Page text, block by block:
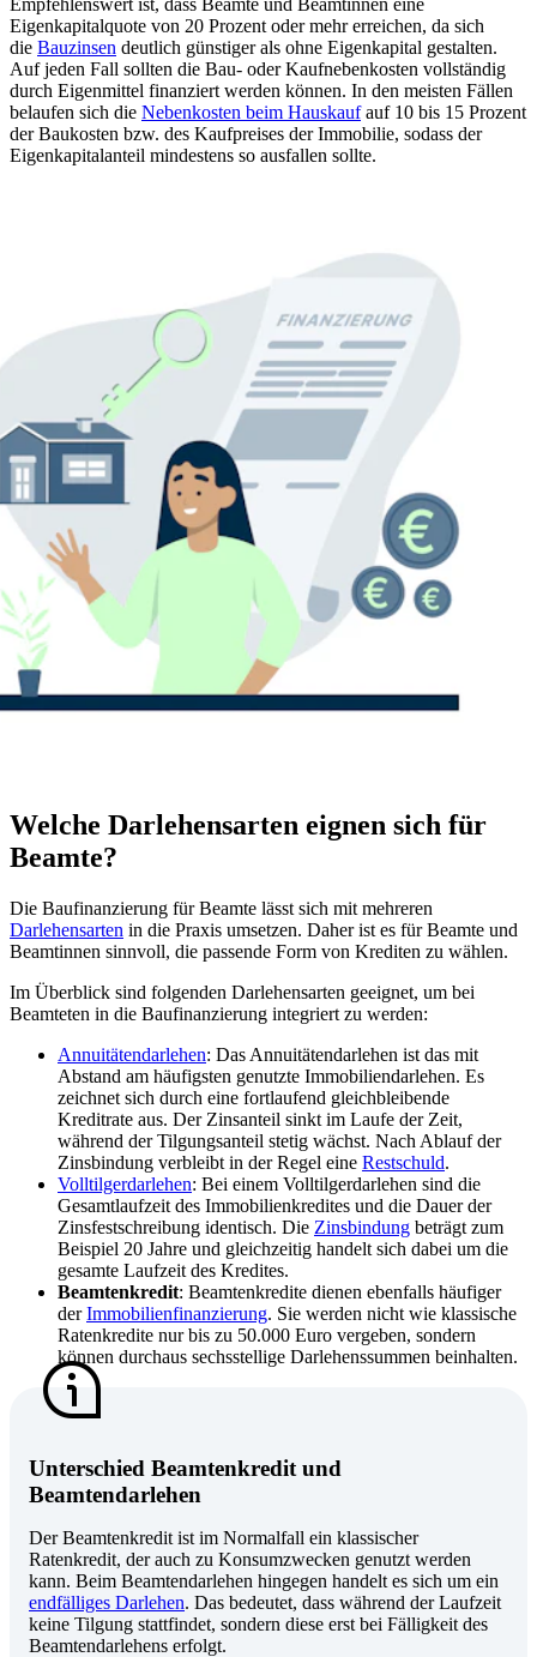
Empfehlenswert ist, dass Beamte und Beamtinnen eine
Eigenkapitalquote von 20 Prozent oder mehr erreichen, da sich
die Bauzinsen deutlich günstiger als ohne Eigenkapital gestalten.
Auf jeden Fall sollten die Bau- oder Kaufnebenkosten vollständig
durch Eigenmittel finanziert werden können. In den meisten Fällen
belaufen sich die Nebenkosten beim Hauskauf auf 10 bis 15 Prozent
der Baukosten bzw. des Kaufpreises der Immobilie, sodass der
Eigenkapitalanteil mindestens so ausfallen sollte.
Welche Darlehensarten eignen sich für
Beamte?
Die Baufinanzierung für Beamte lässt sich mit mehreren
Darlehensarten in die Praxis umsetzen. Daher ist es für Beamte und
Beamtinnen sinnvoll, die passende Form von Krediten zu wählen.
Im Überblick sind folgenden Darlehensarten geeignet, um bei
Beamteten in die Baufinanzierung integriert zu werden:
Annuitätendarlehen: Das Annuitätendarlehen ist das mit
Abstand am häufigsten genutzte Immobiliendarlehen. Es
zeichnet sich durch eine fortlaufend gleichbleibende
Kreditrate aus. Der Zinsanteil sinkt im Laufe der Zeit,
während der Tilgungsanteil stetig wächst. Nach Ablauf der
Zinsbindung verbleibt in der Regel eine Restschuld.
Volltilgerdarlehen: Bei einem Volltilgerdarlehen sind die
Gesamtlaufzeit des Immobilienkredites und die Dauer der
Zinsfestschreibung identisch. Die Zinsbindung beträgt zum
Beispiel 20 Jahre und gleichzeitig handelt sich dabei um die
gesamte Laufzeit des Kredites.
Beamtenkredit: Beamtenkredite dienen ebenfalls häufiger
derImmobilienfinanzierung. Sie werden nicht wie klassische
Ratenkredite nur bis zu 50.000 Euro vergeben, sondern
können durchaus sechsstellige Darlehenssummen beinhalten.
Unterschied Beamtenkredit und
Beamtendarlehen
Der Beamtenkredit ist im Normalfall ein klassischer
Ratenkredit, der auch zu Konsumzwecken genutzt werden
kann. Beim Beamtendarlehen hingegen handelt es sich um ein
endfälliges Darlehen. Das bedeutet, dass während der Laufzeit
keine Tilgung stattfindet, sondern diese erst bei Fälligkeit des
Beamtendarlehens erfolgt.